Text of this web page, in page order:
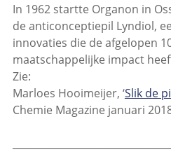
In 1962 startte Organon in
de anticonceptiepil Lyndiol,
innovaties die de afgelopen
maatschappelijke impact
Zie:
Marloes Hooimeijer, ‘Slik de
Chemie Magazine januari